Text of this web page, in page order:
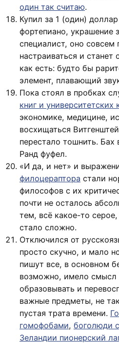
один так считаю.
Купил за 1 (один)
фортепиано, украшение
специалист, оно совсем
настраиваться и
как есть: будто бы
элемент, плавающий
Пока стоял в пробках
книг и университетских
экономике, медицине,
восхищаться
перестало тошнить.
Ранд фуфел.
«И да, и нет» и
филоцераптора стали
философов с их
почти не осталось
тем, всё какое-то
стало сложно.
Отключился от
просто скучно, и мало
пишут все, в основном
возможно, имело смысл
образовывать и
важные предметы, не
пустая трата времени.
гомофобами, боголюди
Зеландии пионерский